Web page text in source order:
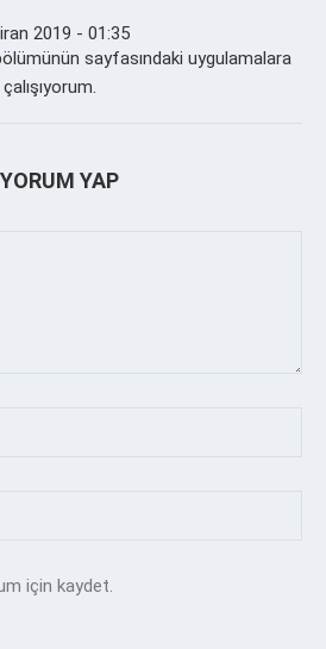
2019 - 01:35
sayfasındaki uygulamalara
YORUM YAP
için kaydet.